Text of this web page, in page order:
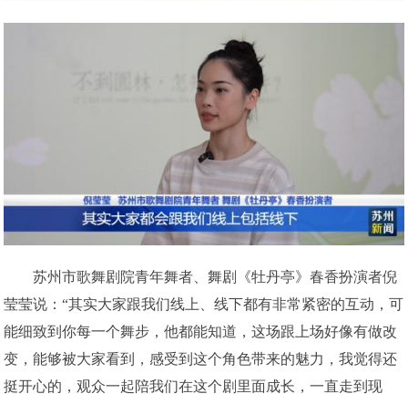
苏州市歌舞剧院青年舞者、舞剧《牡丹亭》春香扮演者倪
莹莹说：“其实大家跟我们线上、线下都有非常紧密的互动，可
能细致到你每一个舞步，他都能知道，这场跟上场好像有做改
变，能够被大家看到，感受到这个角色带来的魅力，我觉得还
挺开心的，观众一起陪我们在这个剧里面成长，一直走到现